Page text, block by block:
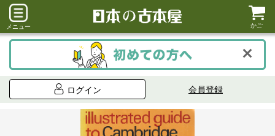
メニュー かご
ログイン 会員登録